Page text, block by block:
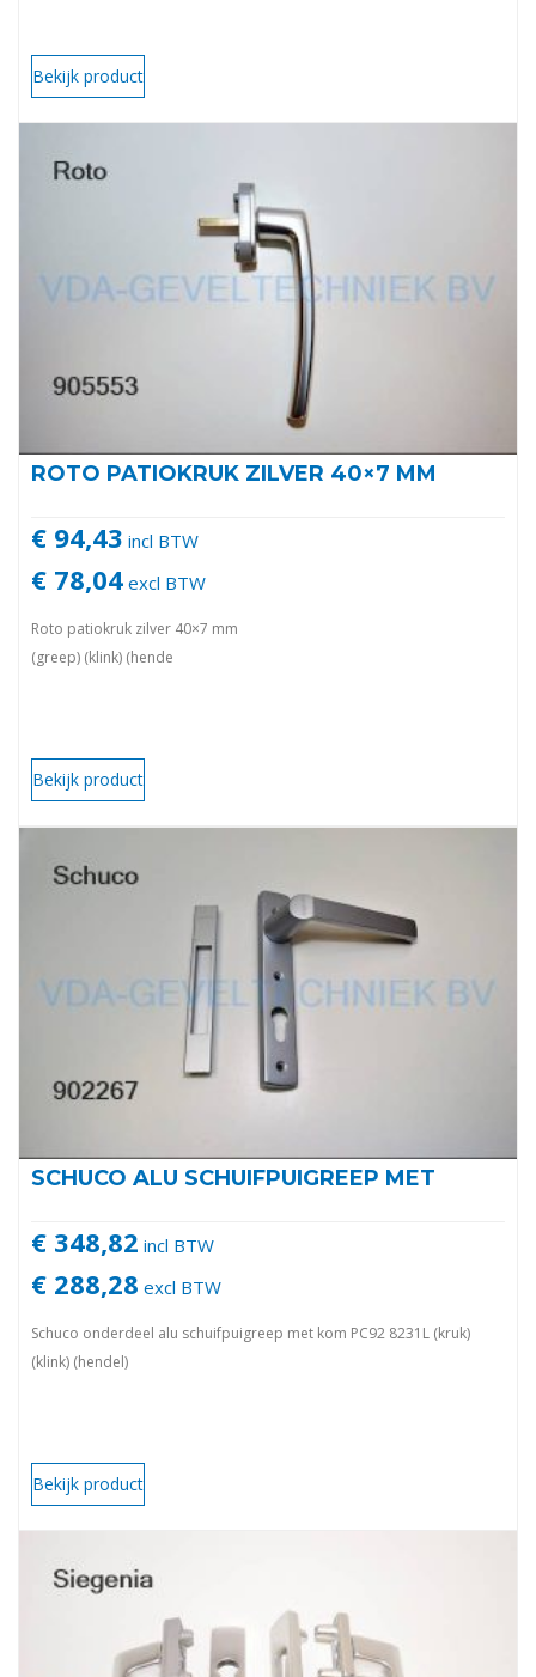
Bekijk product
ROTO PATIOKRUK ZILVER 40×7 MM
€ 94,43 incl BTW
€ 78,04 excl BTW
Roto patiokruk zilver 40×7 mm
(greep) (klink) (hende
Bekijk product
SCHUCO ALU SCHUIFPUIGREEP MET
€ 348,82 incl BTW
€ 288,28 excl BTW
Schuco onderdeel alu schuifpuigreep met kom PC92 8231L (kruk)
(klink) (hendel)
Bekijk product